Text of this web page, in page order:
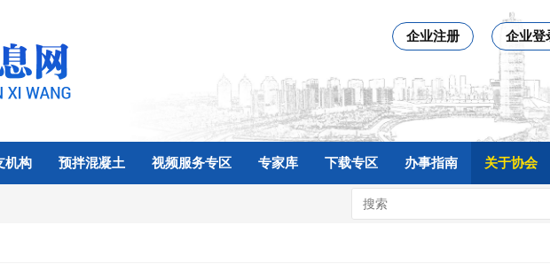
企业注册 企业登
机构 预拌混凝土 视频服务专区 专家库 下载专区 办事指南 关于协会